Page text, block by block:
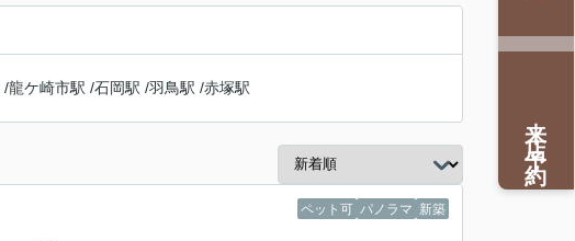
/龍ケ崎市駅 /石岡駅 /羽鳥駅 /赤塚駅
ペット可 パノラマ 新築
来店予約